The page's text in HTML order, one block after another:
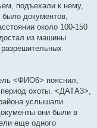
подъехали к нему,
документов,
около 100-150
из машины
<ФИО6> пояснил,
охоты. <ДАТА3>,
услышали
они были в
еще одного